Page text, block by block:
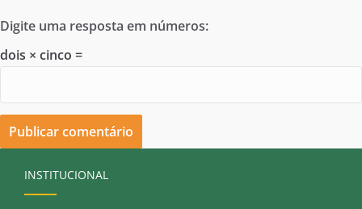
Digite uma resposta em números:
dois × cinco =
INSTITUCIONAL